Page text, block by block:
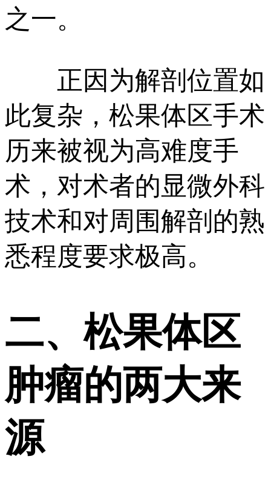
之一。
正因为解剖位置如
此复杂，松果体区手术
历来被视为高难度手
术，对术者的显微外科
技术和对周围解剖的熟
悉程度要求极高。
二、松果体区
肿瘤的两大来
源